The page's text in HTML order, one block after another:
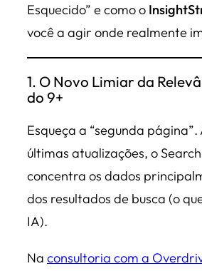
Esquecido” e como o
você a agir onde realmente
1. O Novo Limiar da
do 9+
Esqueça a “segunda página”.
últimas atualizações, o
concentra os dados
dos resultados de busca (o
IA).
Na consultoria com a